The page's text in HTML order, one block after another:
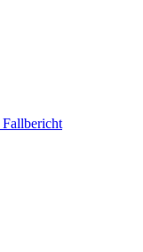
Fallbericht